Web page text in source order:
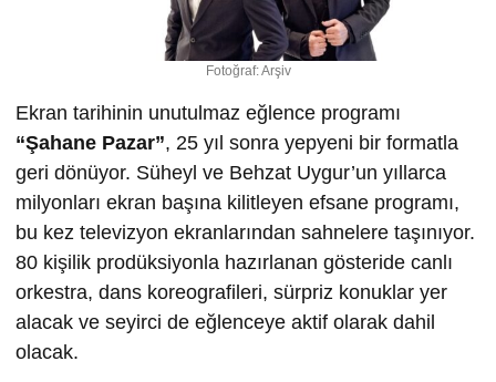
Fotoğraf: Arşiv
Ekran tarihinin unutulmaz eğlence programı
“Şahane Pazar”, 25 yıl sonra yepyeni bir formatla
geri dönüyor. Süheyl ve Behzat Uygur’un yıllarca
milyonları ekran başına kilitleyen efsane programı,
bu kez televizyon ekranlarından sahnelere taşınıyor.
80 kişilik prodüksiyonla hazırlanan gösteride canlı
orkestra, dans koreografileri, sürpriz konuklar yer
alacak ve seyirci de eğlenceye aktif olarak dahil
olacak.